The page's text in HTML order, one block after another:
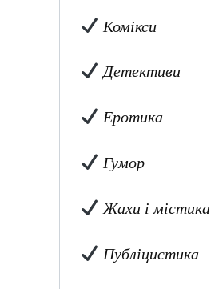
Комікси
Детективи
Еротика
Гумор
Жахи і містика
Публіцистика